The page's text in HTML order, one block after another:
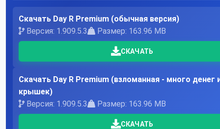
Скачать Day R Premium (обычная версия)
Версия: 1.909.5.3
Размер: 163.96 MB
СКАЧАТЬ
Скачать Day R Premium (взломанная - много денег
крышек)
Версия: 1.909.5.3
Размер: 163.96 MB
СКАЧАТЬ